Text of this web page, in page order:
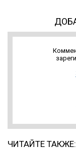
ЧИТАЙТЕ ТАКЖЕ: